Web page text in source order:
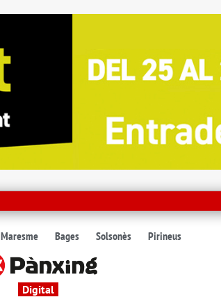
Maresme Bages Solsonès Pirineus
Digital